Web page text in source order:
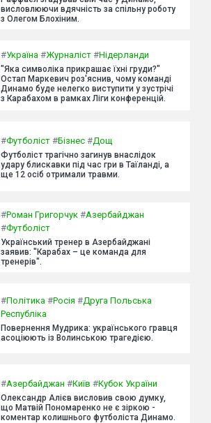
висловлюючи вдячність за спільну роботу
з Олегом Блохіним.
#Україна #Журналіст #Нідерланди
"Яка символіка прикрашає їхні груди?"
Остап Маркевич роз'яснив, чому команді
Динамо буде нелегко виступити у зустрічі
з Карабахом в рамках Ліги конференцій.
#Футболіст #Бізнес #Дощ
Футболіст трагічно загинув внаслідок
удару блискавки під час гри в Таїланді, а
ще 12 осіб отримали травми.
#Роман Григорчук #Азербайджан
#Футболіст
Український тренер в Азербайджані
заявив: "Карабах – це команда для
тренерів".
#Політика #Росія #Друга Польська
Республіка
Повернення Мудрика: українського гравця
асоціюють із Волинською трагедією.
#Азербайджан #Київ #Кубок України
Олександр Алієв висловив свою думку,
що Матвій Пономаренко не є зіркою -
коментар колишнього футболіста Динамо.